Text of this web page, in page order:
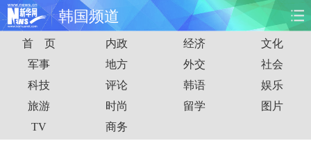
韩国频道
首页 时政 国际 财经
娱乐 体育 人事 教育
时尚 思客
首 页 内政 经济
文化
军事
地方 外交
社会
科技
评论 韩语
娱乐
旅游
时尚 留学
图片
TV
商务